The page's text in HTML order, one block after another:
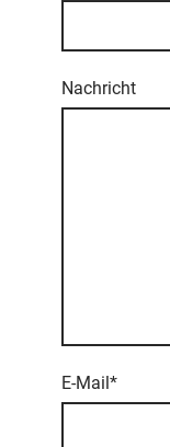
Nachricht
E-Mail *